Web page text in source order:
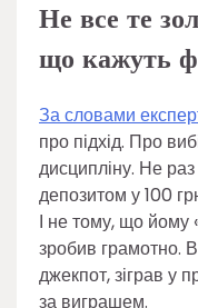
Не все те
що кажуть
За словами
про підхід. Про
дисципліну. Не
депозитом у 100
І не тому, що йому
зробив грамотно.
джекпот, зіграв у
за виграшем.